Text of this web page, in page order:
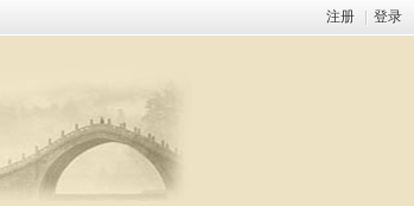
注册 登录